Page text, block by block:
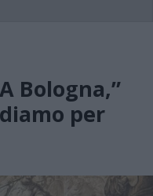
Bologna,”
per